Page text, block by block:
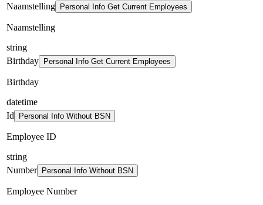
Naamstelling
Personal Info Get Current Employees
Naamstelling
string
Birthday
Personal Info Get Current Employees
Birthday
datetime
Id
Personal Info Without BSN
Employee ID
string
Number
Personal Info Without BSN
Employee Number